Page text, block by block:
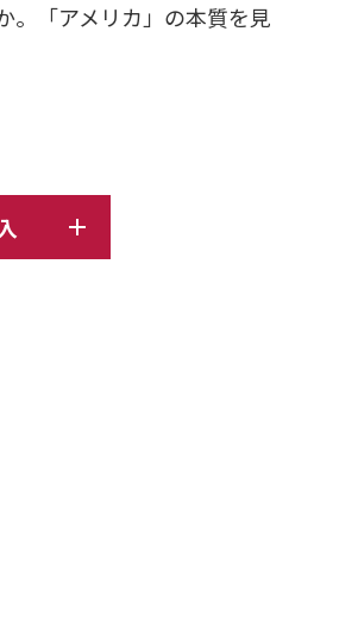
。「アメリカ」の本質を見